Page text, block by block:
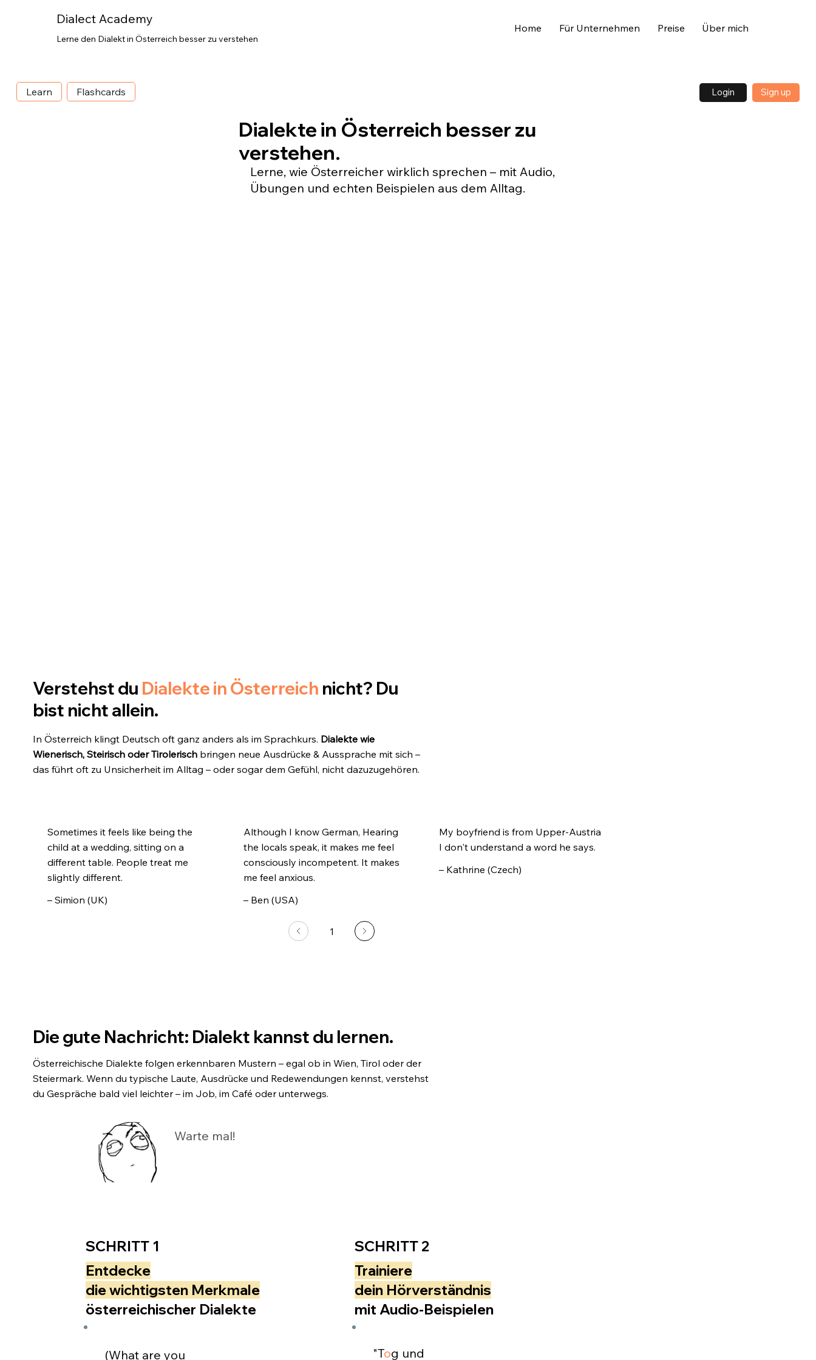
Dialect Academy
Lerne den Dialekt in Österreich besser zu verstehen
Home Für Unternehmen Preise Über mich
Learn Flashcards Login Sign up
Dialekte in Österreich besser zu
verstehen.
Lerne, wie Österreicher wirklich sprechen – mit Audio,
Übungen und echten Beispielen aus dem Alltag.
Verstehst du Dialekte in Österreich nicht? Du
bist nicht allein.
In Österreich klingt Deutsch oft ganz anders als im Sprachkurs. Dialekte wie
Wienerisch, Steirisch oder Tirolerischbringen neue Ausdrücke & Aussprache mit sich –
das führt oft zu Unsicherheit im Alltag – oder sogar dem Gefühl, nicht dazuzugehören.
Sometimes it feels like being the
child at a wedding, sitting on a
different table. People treat me
slightly different.
– Simion (UK)
Although I know German, Hearing
the locals speak, it makes me feel
consciously incompetent. It makes
me feel anxious.
– Ben (USA)
My boyfriend is from Upper-Austria
I don't understand a word he says.
– Kathrine (Czech)
1Seite
Die gute Nachricht: Dialekt kannst du lernen.
Österreichische Dialekte folgen erkennbaren Mustern – egal ob in Wien, Tirol oder der
Steiermark. Wenn du typische Laute, Ausdrücke und Redewendungen kennst, verstehst
du Gespräche bald viel leichter – im Job, im Café oder unterwegs.
Warte mal!
SCHRITT 1
Entdecke
die wichtigsten Merkmale
österreichischer Dialekte
(What are you
SCHRITT 2
Trainiere
dein Hörverständnis
mit Audio-Beispielen
"Tog und